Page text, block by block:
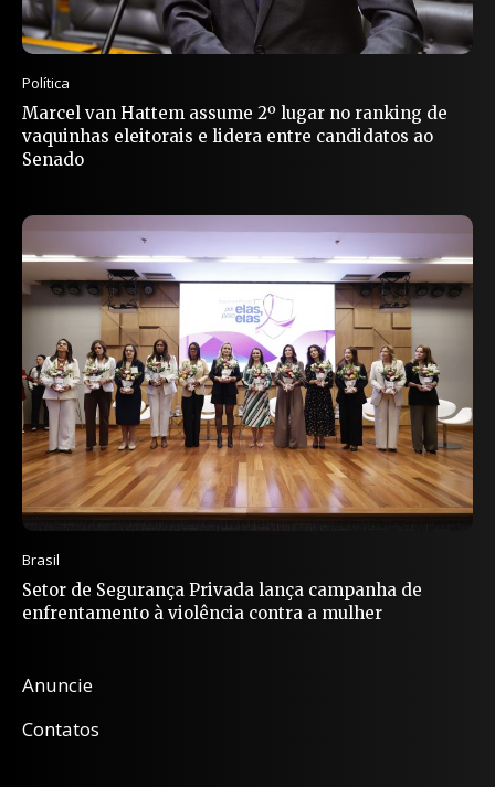
Política
Marcel van Hattem assume 2º lugar no ranking de
vaquinhas eleitorais e lidera entre candidatos ao
Senado
Brasil
Setor de Segurança Privada lança campanha de
enfrentamento à violência contra a mulher
Anuncie
Contatos